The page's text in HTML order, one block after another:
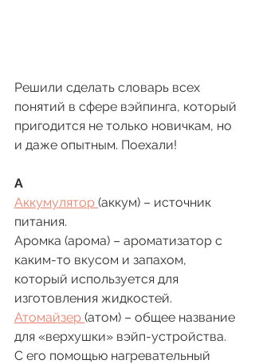
Решили сделать словарь всех
понятий в сфере вэйпинга, который
пригодится не только новичкам, но
и даже опытным. Поехали!
А
Аккумулятор (аккум) – источник
питания.
Аромка (арома) – ароматизатор с
каким-то вкусом и запахом,
который используется для
изготовления жидкостей.
Атомайзер (атом) – общее название
для «верхушки» вэйп-устройства.
С его помощью нагревательный